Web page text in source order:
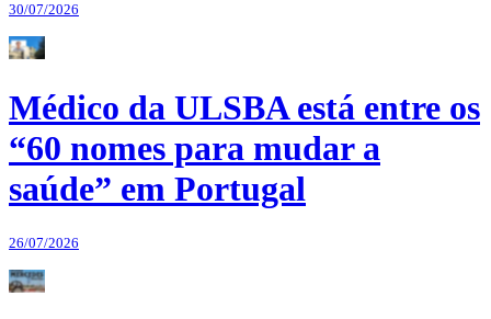
30/07/2026
Médico da ULSBA está entre os
“60 nomes para mudar a
saúde” em Portugal
26/07/2026